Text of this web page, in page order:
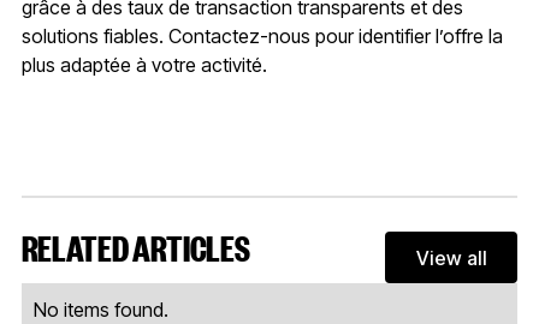
grâce à des taux de transaction transparents et des
solutions fiables. Contactez-nous pour identifier l’offre la
plus adaptée à votre activité.
RELATED ARTICLES
View
View all
No items found.